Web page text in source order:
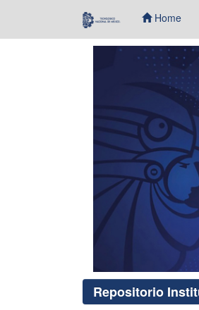
Home
Repositorio